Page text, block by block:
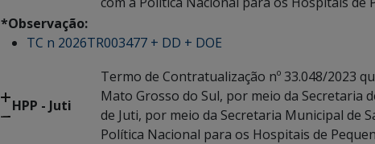
*Observação:
TC n 2026TR003477 + DD + DOE
HPP - Juti
Termo de Contratualização nº 33.048/2023
Mato Grosso do Sul, por meio da Secretaria
de Juti, por meio da Secretaria Municipal de
Política Nacional para os Hospitais de